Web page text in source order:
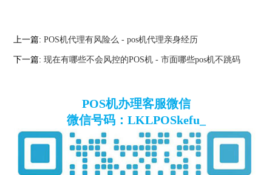
上一篇:POS机代理有风险么 - pos机代理亲身经历
下一篇:现在有哪些不会风控的POS机 - 市面哪些pos机不跳码
POS机办理客服微信
微信号码：LKLPOSkefu_